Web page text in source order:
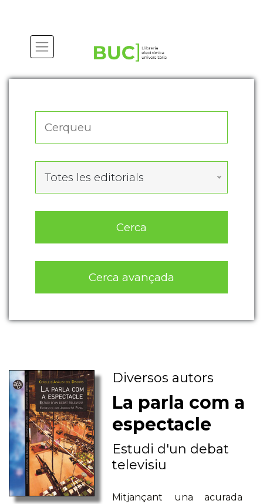
Totes les editorials
Cerca
Cerca avançada
Diversos autors
La parla com a
espectacle
Estudi d'un debat
televisiu
Mitjançant una acurada